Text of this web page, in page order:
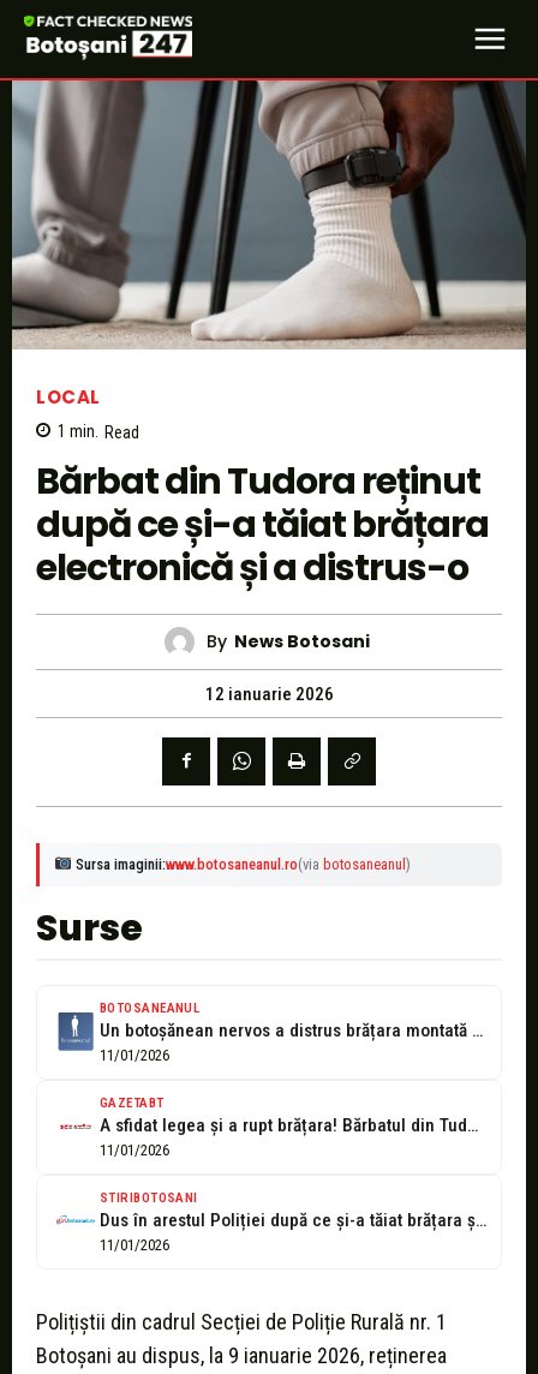
LOCAL
1 min. Read
Bărbat din Tudora reținut
după ce și-a tăiat brățara
electronică și a distrus-o
By News Botosani
12 ianuarie 2026
Sursa imaginii:www.botosaneanul.ro(via botosaneanul)
Surse
BOTOSANEANUL
Un botoșănean nervos a distrus brățara montată de polițiștii
11/01/2026
GAZETABT
A sfidat legea și a rupt brățara! Bărbatul din Tudora, prins după...
11/01/2026
STIRIBOTOSANI
Dus în arestul Poliției după ce și-a tăiat brățara și a distrus...
11/01/2026
Polițiștii din cadrul Secției de Poliție Rurală nr. 1
Botoșani au dispus, la 9 ianuarie 2026, reținerea